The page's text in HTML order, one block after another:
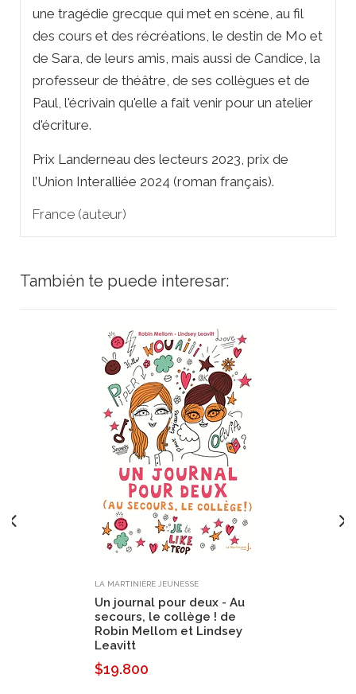
une tragédie grecque qui met en scène, au fil
des cours et des récréations, le destin de Mo et
de Sara, de leurs amis, mais aussi de Candice, la
professeur de théâtre, de ses collègues et de
Paul, l'écrivain qu'elle a fait venir pour un atelier
d'écriture.
Prix Landerneau des lecteurs 2023, prix de
l’Union Interalliée 2024 (roman français).
France (auteur)
También te puede interesar:
LA MARTINIÈRE JEUNESSE
Un journal pour deux - Au
secours, le collège ! de
Robin Mellom et Lindsey
Leavitt
$19.800